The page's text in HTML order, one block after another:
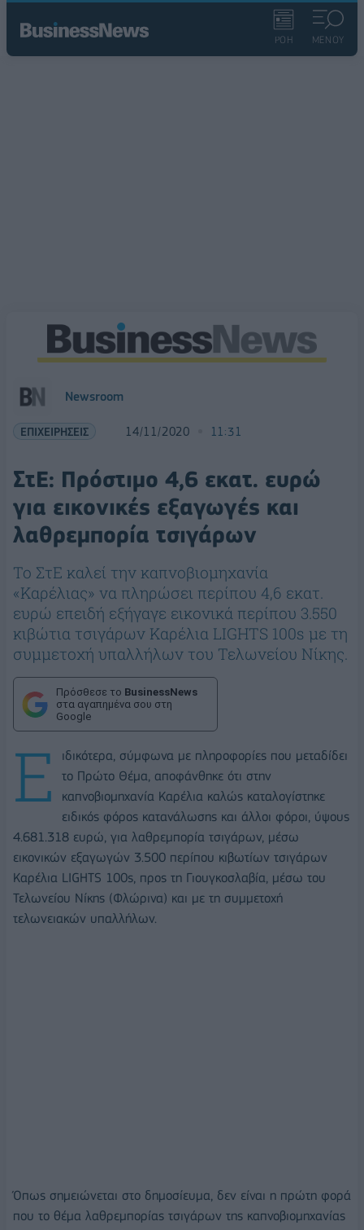
ΡΟΗ ΜΕΝΟΥ
Newsroom
ΕΠΙΧΕΙΡΗΣΕΙΣ 14/11/2020 11:31
ΣτΕ: Πρόστιμο 4,6 εκατ. ευρώ
για εικονικές εξαγωγές και
λαθρεμπορία τσιγάρων
Το ΣτΕ καλεί την καπνοβιομηχανία
«Καρέλιας» να πληρώσει περίπου 4,6 εκατ.
ευρώ επειδή εξήγαγε εικονικά περίπου 3.550
κιβώτια τσιγάρων Καρέλια LIGHTS 100s με τη
συμμετοχή υπαλλήλων του Τελωνείου Νίκης.
Πρόσθεσε το BusinessNews
στα αγαπημένα σου στη
Google
Ε
ιδικότερα, σύμφωνα με πληροφορίες που μεταδίδει
το Πρώτο Θέμα, αποφάνθηκε ότι στην
καπνοβιομηχανία Καρέλια καλώς καταλογίστηκε
ειδικός φόρος κατανάλωσης και άλλοι φόροι, ύψους
4.681.318 ευρώ, για λαθρεμπορία τσιγάρων, μέσω
εικονικών εξαγωγών 3.500 περίπου κιβωτίων τσιγάρων
Καρέλια LIGHTS 100s, προς τη Γιουγκοσλαβία, μέσω του
Τελωνείου Νίκης (Φλώρινα) και με τη συμμετοχή
τελωνειακών υπαλλήλων.
Όπως σημειώνεται στο δημοσίευμα, δεν είναι η πρώτη φορά
που το θέμα λαθρεμπορίας τσιγάρων της καπνοβιομηχανίας